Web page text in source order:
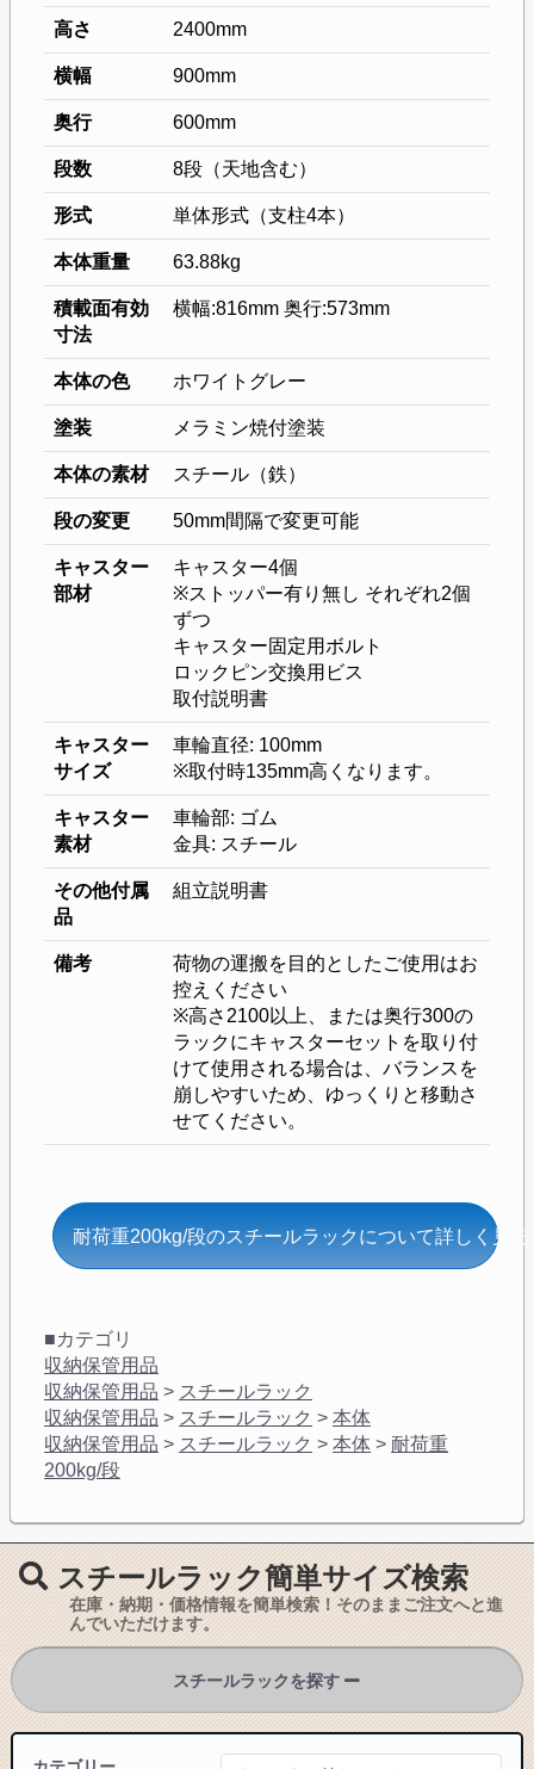
高さ 2400mm
横幅 900mm
奥行 600mm
段数 8段（天地含む）
形式 単体形式（支柱4本）
本体重量 63.88kg
積載面有効
寸法
横幅:816mm 奥行:573mm
本体の色 ホワイトグレー
塗装 メラミン焼付塗装
本体の素材 スチール（鉄）
段の変更 50mm間隔で変更可能
キャスター
部材
キャスター4個
※ストッパー有り無し それぞれ2個
ずつ
キャスター固定用ボルト
ロックピン交換用ビス
取付説明書
キャスター
サイズ
車輪直径: 100mm
※取付時135mm高くなります。
キャスター
素材
車輪部: ゴム
金具: スチール
その他付属
品
組立説明書
備考
荷物の運搬を目的としたご使用はお
控えください
※高さ2100以上、または奥行300の
ラックにキャスターセットを取り付
けて使用される場合は、バランスを
崩しやすいため、ゆっくりと移動さ
せてください。
耐荷重200kg/段のスチールラックについて詳しく見る
■カテゴリ
収納保管用品
収納保管用品 > スチールラック
収納保管用品 > スチールラック > 本体
収納保管用品 > スチールラック > 本体 > 耐荷重
200kg/段
スチールラック簡単サイズ検索
在庫・納期・価格情報を簡単検索！そのままご注文へと進
んでいただけます。
スチールラックを探す